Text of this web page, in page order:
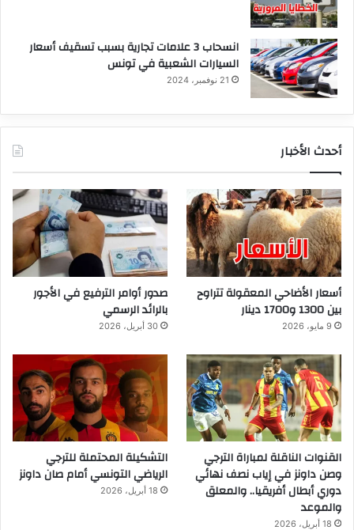
انسحاب 3 علامات تجارية بسبب تسقيف أسعار
السيارات الشعبية في تونس
21 نوفمبر، 2024
أحدث الأخبار
أسعار الأضاحي المعقولة تتراوح
بين 1300 و1700 دينار
9 مايو، 2026
صدور أوامر الترفيع في الأجور
بالرائد الرسمي
30 أبريل، 2026
القنوات الناقلة لمباراة الترجي
وصن داونز في إياب نصف نهائي
دوري أبطال أفريقيا.. والمعلق
والموعد
18 أبريل، 2026
التشكيلة المحتملة للترجي
الرياضي التونسي أمام صان داونز
18 أبريل، 2026